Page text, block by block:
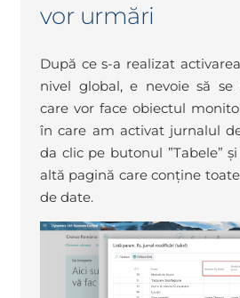
vor urmări
După ce s-a realizat
nivel global, e nevoie să se
care vor face obiectul
în care am activat jurnalul
da clic pe butonul ”Tabele”
altă pagină care conține
de date.